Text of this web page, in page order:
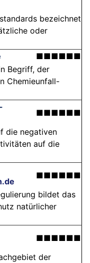
bezeichnet
oder
■■■■■■
Begriff, der
Chemieunfall-
■■■■■■
die negativen
auf die
■■■■■■
bildet das
natürlicher
■■■■■■
der